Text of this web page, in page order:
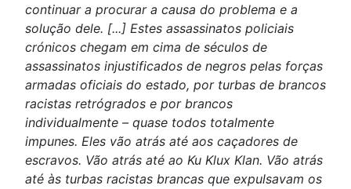
continuar a procurar a causa do problema e a
solução dele. [...] Estes assassinatos policiais
crónicos chegam em cima de séculos de
assassinatos injustificados de negros pelas forças
armadas oficiais do estado, por turbas de brancos
racistas retrógrados e por brancos
individualmente – quase todos totalmente
impunes. Eles vão atrás até aos caçadores de
escravos. Vão atrás até ao Ku Klux Klan. Vão atrás
até às turbas racistas brancas que expulsavam os